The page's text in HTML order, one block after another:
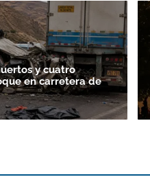
y cuatro
en carretera de